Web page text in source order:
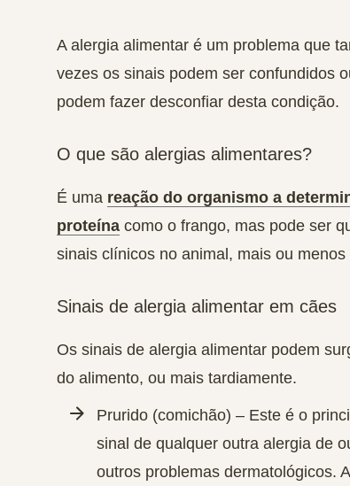
A alergia alimentar é um problema que
vezes os sinais podem ser confundidos
podem fazer desconfiar desta condição.
O que são alergias alimentares?
É uma reação do organismo a
proteína como o frango, mas pode ser
sinais clínicos no animal, mais ou
Sinais de alergia alimentar em cães
Os sinais de alergia alimentar podem
do alimento, ou mais tardiamente.
Prurido (comichão) – Este é o
sinal de qualquer outra alergia de
outros problemas dermatológicos.